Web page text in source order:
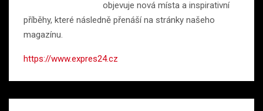
objevuje nová místa a inspirativní
příběhy, které následně přenáší na stránky našeho
magazínu.
https://www.expres24.cz